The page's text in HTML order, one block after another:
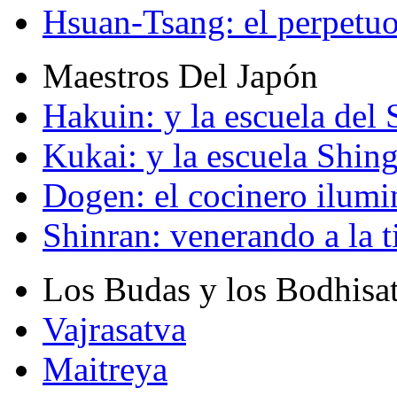
Hsuan-Tsang: el
Maestros Del Japón
Hakuin: y la escuela del
Kukai: y la escuela
Dogen: el cocinero
Shinran: venerando a la
Los Budas y los
Vajrasatva
Maitreya